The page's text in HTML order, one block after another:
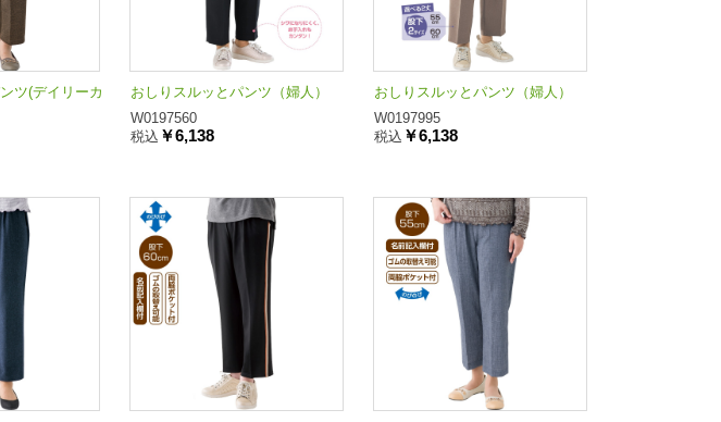
ツ(デイリーカ
おしりスルッとパンツ（婦人）
W0197560
税込 ￥6,138
おしりスルッとパンツ（婦人）
W0197995
税込 ￥6,138